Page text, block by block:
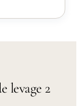
levage 2